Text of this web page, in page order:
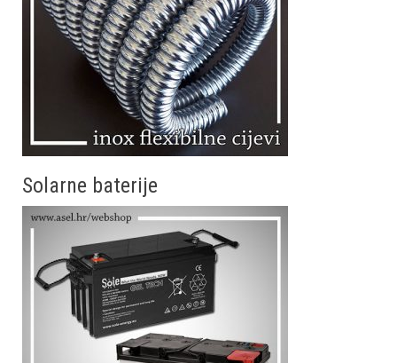
Solarne baterije